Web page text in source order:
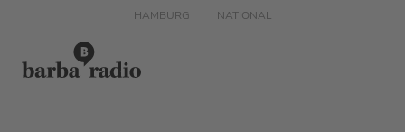
HAMBURG NATIONAL